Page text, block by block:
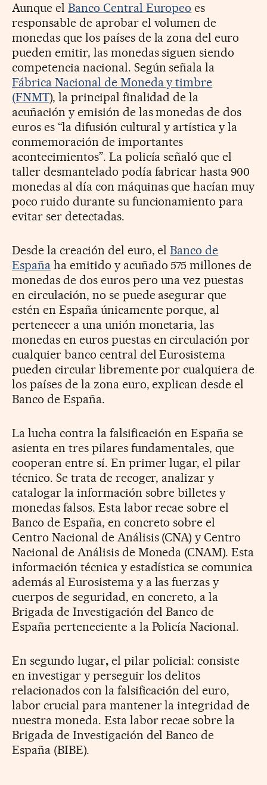
Aunque el Banco Central Europeo es
responsable de aprobar el volumen de
monedas que los países de la zona del euro
pueden emitir, las monedas siguen siendo
competencia nacional. Según señala la
Fábrica Nacional de Moneda y timbre
(FNMT), la principal finalidad de la
acuñación y emisión de las monedas de dos
euros es “la difusión cultural y artística y la
conmemoración de importantes
acontecimientos”. La policía señaló que el
taller desmantelado podía fabricar hasta 900
monedas al día con máquinas que hacían muy
poco ruido durante su funcionamiento para
evitar ser detectadas.
Desde la creación del euro, elBanco de
Españaha emitido y acuñado 575 millones de
monedas de dos euros pero una vez puestas
en circulación, no se puede asegurar que
estén en España únicamente porque, al
pertenecer a una unión monetaria, las
monedas en euros puestas en circulación por
cualquier banco central del Eurosistema
pueden circular libremente por cualquiera de
los países de la zona euro, explican desde el
Banco de España.
La lucha contra la falsificación en España se
asienta en tres pilares fundamentales, que
cooperan entre sí. En primer lugar, el pilar
técnico. Se trata de recoger, analizar y
catalogar la información sobre billetes y
monedas falsos. Esta labor recae sobre el
Banco de España, en concreto sobre el
Centro Nacional de Análisis (CNA) y Centro
Nacional de Análisis de Moneda (CNAM). Esta
información técnica y estadística se comunica
además al Eurosistema y a las fuerzas y
cuerpos de seguridad, en concreto, a la
Brigada de Investigación del Banco de
España perteneciente a la Policía Nacional.
En segundo lugar, el pilar policial: consiste
en investigar y perseguir los delitos
relacionados con la falsificación del euro,
labor crucial para mantener la integridad de
nuestra moneda. Esta labor recae sobre la
Brigada de Investigación del Banco de
España (BIBE).